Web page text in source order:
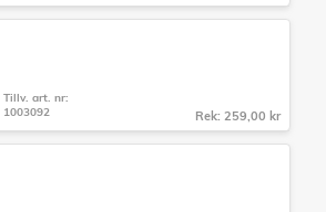
Tillv. art. nr:
1003092
Rek: 259,00 kr